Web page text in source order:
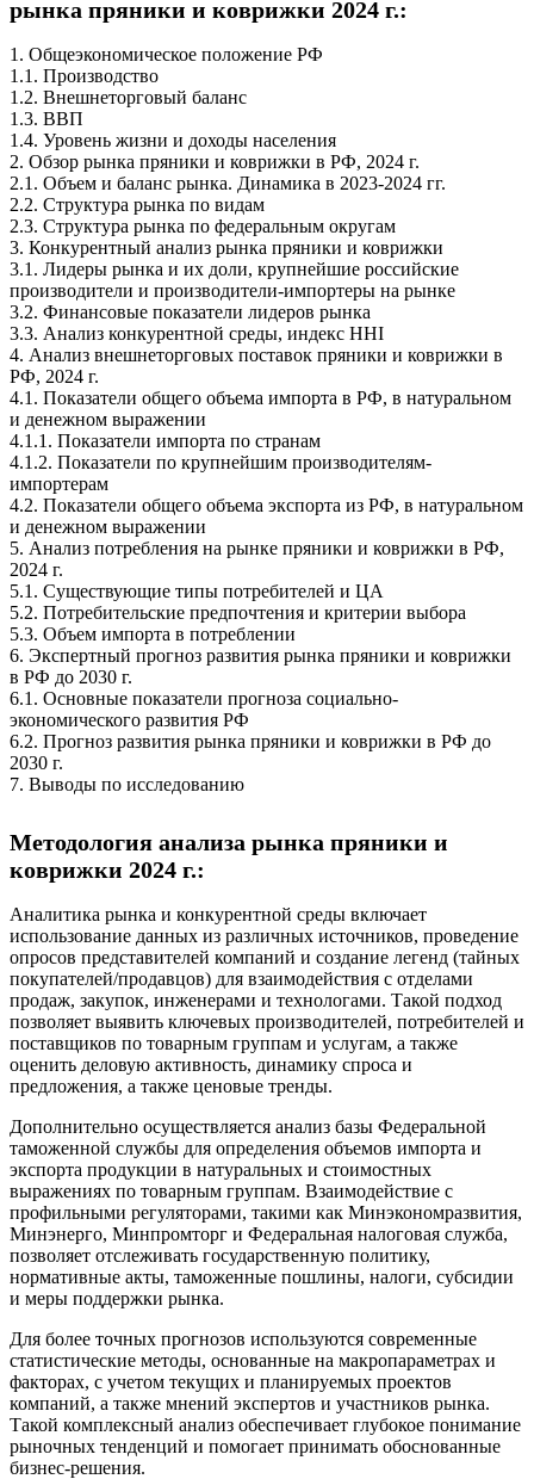
рынка пряники и коврижки 2024 г.:
1. Общеэкономическое положение РФ
1.1. Производство
1.2. Внешнеторговый баланс
1.3. ВВП
1.4. Уровень жизни и доходы населения
2. Обзор рынка пряники и коврижки в РФ, 2024 г.
2.1. Объем и баланс рынка. Динамика в 2023-2024 гг.
2.2. Структура рынка по видам
2.3. Структура рынка по федеральным округам
3. Конкурентный анализ рынка пряники и коврижки
3.1. Лидеры рынка и их доли, крупнейшие российские
производители и производители-импортеры на рынке
3.2. Финансовые показатели лидеров рынка
3.3. Анализ конкурентной среды, индекс HHI
4. Анализ внешнеторговых поставок пряники и коврижки в
РФ, 2024 г.
4.1. Показатели общего объема импорта в РФ, в натуральном
и денежном выражении
4.1.1. Показатели импорта по странам
4.1.2. Показатели по крупнейшим производителям-
импортерам
4.2. Показатели общего объема экспорта из РФ, в натуральном
и денежном выражении
5. Анализ потребления на рынке пряники и коврижки в РФ,
2024 г.
5.1. Существующие типы потребителей и ЦА
5.2. Потребительские предпочтения и критерии выбора
5.3. Объем импорта в потреблении
6. Экспертный прогноз развития рынка пряники и коврижки
в РФ до 2030 г.
6.1. Основные показатели прогноза социально-
экономического развития РФ
6.2. Прогноз развития рынка пряники и коврижки в РФ до
2030 г.
7. Выводы по исследованию
Методология анализа рынка пряники и
коврижки 2024 г.:
Аналитика рынка и конкурентной среды включает
использование данных из различных источников, проведение
опросов представителей компаний и создание легенд (тайных
покупателей/продавцов) для взаимодействия с отделами
продаж, закупок, инженерами и технологами. Такой подход
позволяет выявить ключевых производителей, потребителей и
поставщиков по товарным группам и услугам, а также
оценить деловую активность, динамику спроса и
предложения, а также ценовые тренды.
Дополнительно осуществляется анализ базы Федеральной
таможенной службы для определения объемов импорта и
экспорта продукции в натуральных и стоимостных
выражениях по товарным группам. Взаимодействие с
профильными регуляторами, такими как Минэкономразвития,
Минэнерго, Минпромторг и Федеральная налоговая служба,
позволяет отслеживать государственную политику,
нормативные акты, таможенные пошлины, налоги, субсидии
и меры поддержки рынка.
Для более точных прогнозов используются современные
статистические методы, основанные на макропараметрах и
факторах, с учетом текущих и планируемых проектов
компаний, а также мнений экспертов и участников рынка.
Такой комплексный анализ обеспечивает глубокое понимание
рыночных тенденций и помогает принимать обоснованные
бизнес-решения.